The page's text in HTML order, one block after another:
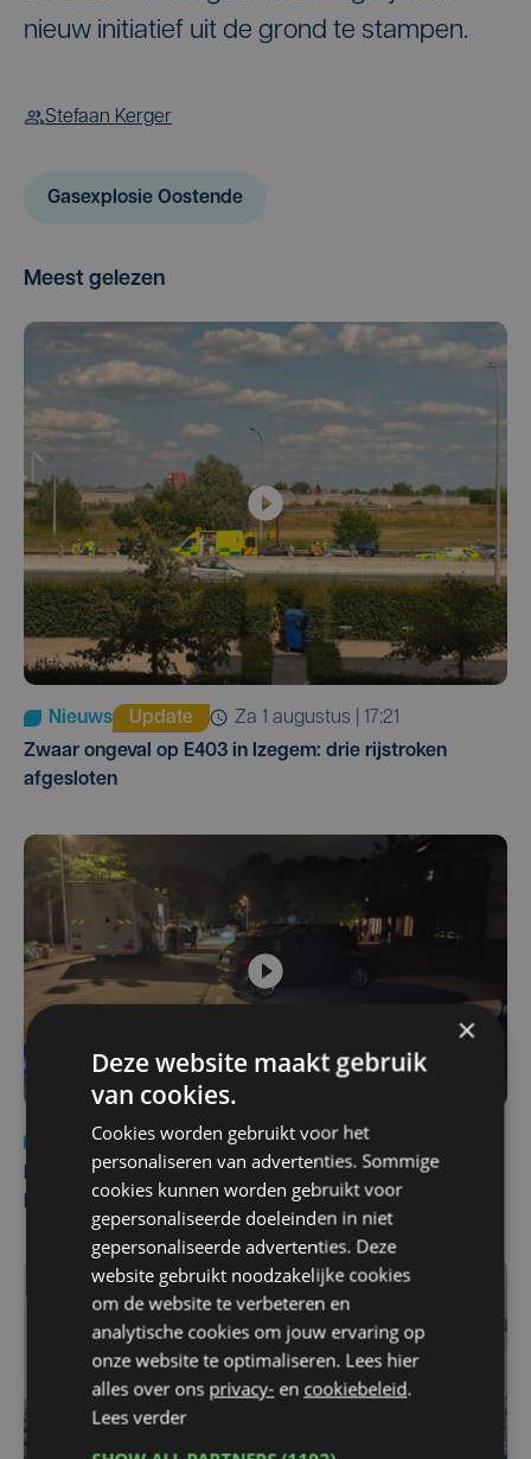
nieuw initiatief uit de grond te stampen.
Stefaan Kerger
Gasexplosie Oostende
Meest gelezen
Nieuws Update
za 1 augustus | 17:21
Zwaar ongeval op E403 in Izegem: drie rijstroken
afgesloten
Nieuws
di 4 augustus | 09:32
Man en vrouw dood aangetroffen in woning in Sint-
Pieters Brugge
×
Deze website maakt gebruik
van cookies.
Cookies worden gebruikt voor het
personaliseren van advertenties. Sommige
cookies kunnen worden gebruikt voor
gepersonaliseerde doeleinden in niet
gepersonaliseerde advertenties. Deze
website gebruikt noodzakelijke cookies
om de website te verbeteren en
analytische cookies om jouw ervaring op
onze website te optimaliseren. Lees hier
alles over ons privacy- en cookiebeleid.
Lees verder